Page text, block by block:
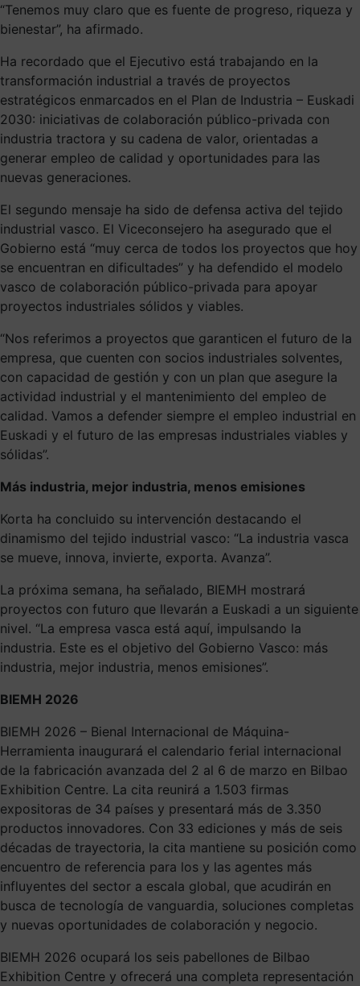
“Tenemos muy claro que es fuente de progreso, riqueza y
bienestar”, ha afirmado.
Ha recordado que el Ejecutivo está trabajando en la
transformación industrial a través de proyectos
estratégicos enmarcados en el Plan de Industria – Euskadi
2030: iniciativas de colaboración público-privada con
industria tractora y su cadena de valor, orientadas a
generar empleo de calidad y oportunidades para las
nuevas generaciones.
El segundo mensaje ha sido de defensa activa del tejido
industrial vasco. El Viceconsejero ha asegurado que el
Gobierno está “muy cerca de todos los proyectos que hoy
se encuentran en dificultades” y ha defendido el modelo
vasco de colaboración público-privada para apoyar
proyectos industriales sólidos y viables.
“Nos referimos a proyectos que garanticen el futuro de la
empresa, que cuenten con socios industriales solventes,
con capacidad de gestión y con un plan que asegure la
actividad industrial y el mantenimiento del empleo de
calidad. Vamos a defender siempre el empleo industrial en
Euskadi y el futuro de las empresas industriales viables y
sólidas”.
Más industria, mejor industria, menos emisiones
Korta ha concluido su intervención destacando el
dinamismo del tejido industrial vasco: “La industria vasca
se mueve, innova, invierte, exporta. Avanza”.
La próxima semana, ha señalado, BIEMH mostrará
proyectos con futuro que llevarán a Euskadi a un siguiente
nivel. “La empresa vasca está aquí, impulsando la
industria. Este es el objetivo del Gobierno Vasco: más
industria, mejor industria, menos emisiones”.
BIEMH 2026
BIEMH 2026 – Bienal Internacional de Máquina-
Herramienta inaugurará el calendario ferial internacional
de la fabricación avanzada del 2 al 6 de marzo en Bilbao
Exhibition Centre. La cita reunirá a 1.503 firmas
expositoras de 34 países y presentará más de 3.350
productos innovadores. Con 33 ediciones y más de seis
décadas de trayectoria, la cita mantiene su posición como
encuentro de referencia para los y las agentes más
influyentes del sector a escala global, que acudirán en
busca de tecnología de vanguardia, soluciones completas
y nuevas oportunidades de colaboración y negocio.
BIEMH 2026 ocupará los seis pabellones de Bilbao
Exhibition Centre y ofrecerá una completa representación